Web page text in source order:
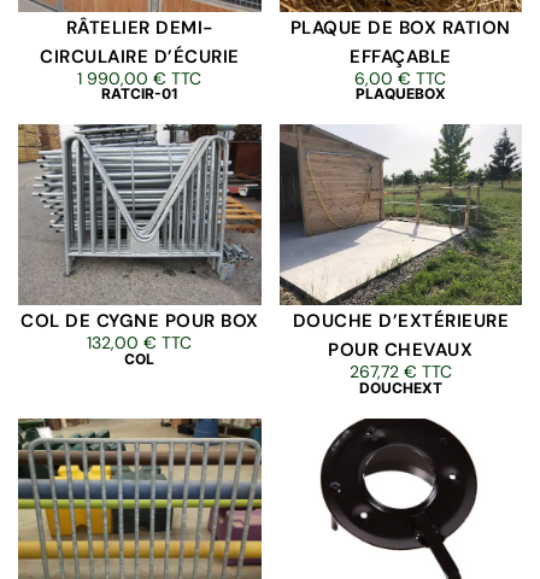
RÂTELIER DEMI-
CIRCULAIRE D’ÉCURIE
1 990,00€ TTC
RATCIR-01
PLAQUE DE BOX RATION
EFFAÇABLE
6,00€ TTC
PLAQUEBOX
COL DE CYGNE POUR BOX
132,00€ TTC
COL
DOUCHE D’EXTÉRIEURE
POUR CHEVAUX
267,72 € TTC
DOUCHEXT